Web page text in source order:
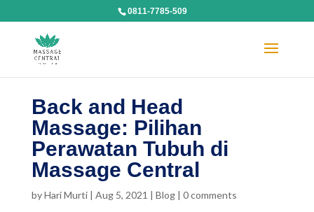
0811-7785-509
Back and Head
Massage: Pilihan
Perawatan Tubuh di
Massage Central
byHari Murti| Aug 5, 2021 | Blog| 0 comments